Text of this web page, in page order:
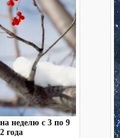
неделю с 3 по 9
года